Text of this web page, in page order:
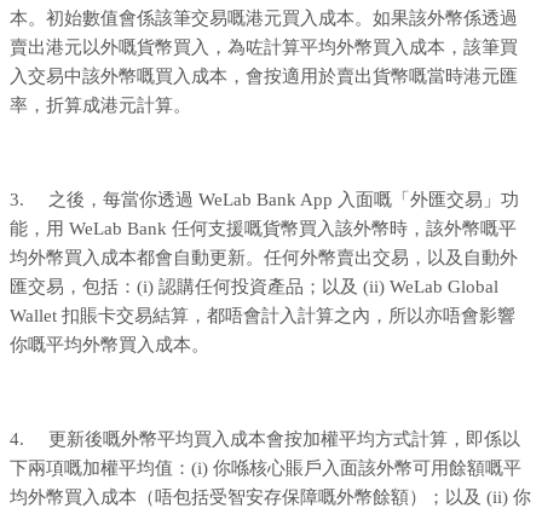
本。初始數值會係該筆交易嘅港元買入成本。如果該外幣係透過
賣出港元以外嘅貨幣買入，為咗計算平均外幣買入成本，該筆買
入交易中該外幣嘅買入成本，會按適用於賣出貨幣嘅當時港元匯
率，折算成港元計算。
3. 之後，每當你透過 WeLab Bank App 入面嘅「外匯交易」功
能，用 WeLab Bank 任何支援嘅貨幣買入該外幣時，該外幣嘅平
均外幣買入成本都會自動更新。任何外幣賣出交易，以及自動外
匯交易，包括：(i) 認購任何投資產品；以及 (ii) WeLab Global
Wallet 扣賬卡交易結算，都唔會計入計算之內，所以亦唔會影響
你嘅平均外幣買入成本。
4. 更新後嘅外幣平均買入成本會按加權平均方式計算，即係以
下兩項嘅加權平均值：(i) 你喺核心賬戶入面該外幣可用餘額嘅平
均外幣買入成本（唔包括受智安存保障嘅外幣餘額）；以及 (ii) 你